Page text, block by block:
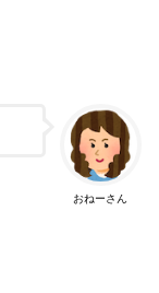
おねーさん